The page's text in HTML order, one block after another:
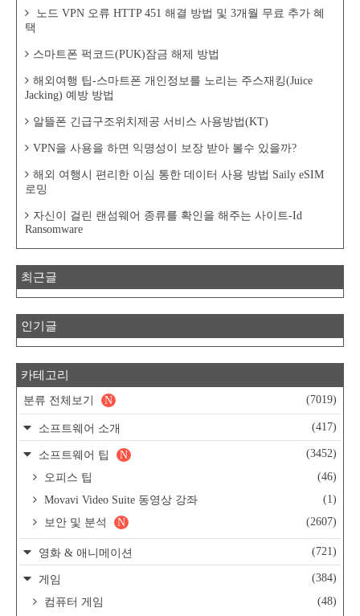
노드 VPN 오류 HTTP 451 해결 방법 및 3개월 무료 추가 혜
택
스마트폰 퍽코드(PUK)잠금 해제 방법
해외여행 팁-스마트폰 개인정보를 노리는 주스재킹(Juice
Jacking) 예방 방법
알뜰폰 긴급구조위치제공 서비스 사용방법(KT)
VPN을 사용을 하면 익명성이 보장 받아 볼수 있을까?
해외 여행시 편리한 이심 통한 데이터 사용 방법 Saily eSIM
로밍
자신이 걸린 랜섬웨어 종류를 확인을 해주는 사이트-Id
Ransomware
최근글
인기글
카테고리
분류 전체보기 (7019)
N
소프트웨어 소개 (417)
소프트웨어 팁 (3452)
N
오피스 팁
(46)
Movavi Video Suite 동영상 강좌
(1)
보안 및 분석
(2607)
N
영화 & 애니메이션 (721)
게임
(384)
컴퓨터 게임
(48)